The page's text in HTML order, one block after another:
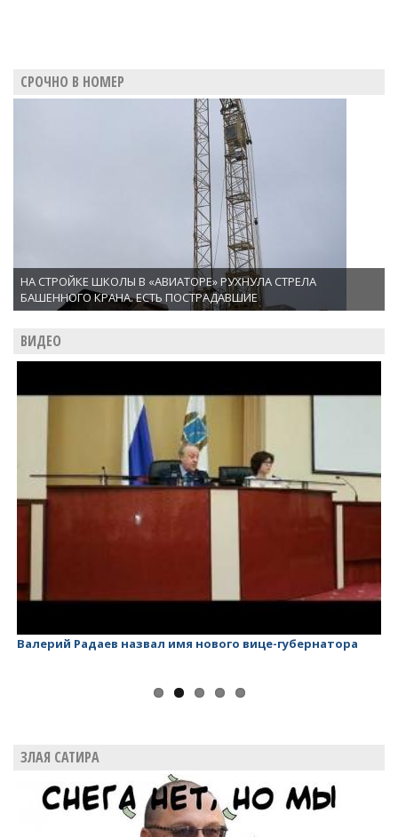
СРОЧНО В НОМЕР
НА СТРОЙКЕ ШКОЛЫ В «АВИАТОРЕ» РУХНУЛА СТРЕЛА
БАШЕННОГО КРАНА. ЕСТЬ ПОСТРАДАВШИЕ
ВИДЕО
Валерий Радаев назвал имя нового вице-губернатора
ЗЛАЯ САТИРА